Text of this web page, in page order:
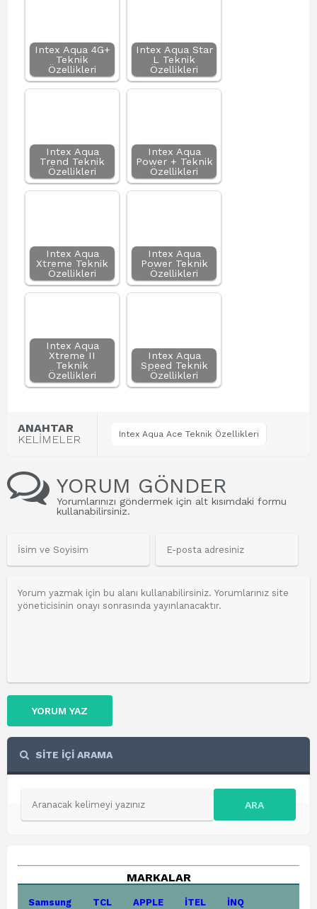
Intex Aqua 4G+
Teknik
Özellikleri
Intex Aqua Star
L Teknik
Özellikleri
Intex Aqua
Trend Teknik
Özellikleri
Intex Aqua
Power + Teknik
Özellikleri
Intex Aqua
Xtreme Teknik
Özellikleri
Intex Aqua
Power Teknik
Özellikleri
Intex Aqua
Xtreme II
Teknik
Özellikleri
Intex Aqua
Speed Teknik
Özellikleri
ANAHTAR
KELİMELER
Intex Aqua Ace Teknik Özellikleri
YORUM GÖNDER
Yorumlarınızı göndermek için alt kısımdaki formu
kullanabilirsiniz.
YORUM YAZ
SİTE İÇİ ARAMA
ARA
MARKALAR
Samsung TCL APPLE İTEL İNQ